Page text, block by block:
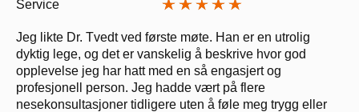
Service
Jeg likte Dr. Tvedt ved første møte. Han er en utrolig
dyktig lege, og det er vanskelig å beskrive hvor god
opplevelse jeg har hatt med en så engasjert og
profesjonell person. Jeg hadde vært på flere
nesekonsultasjoner tidligere uten å føle meg trygg eller